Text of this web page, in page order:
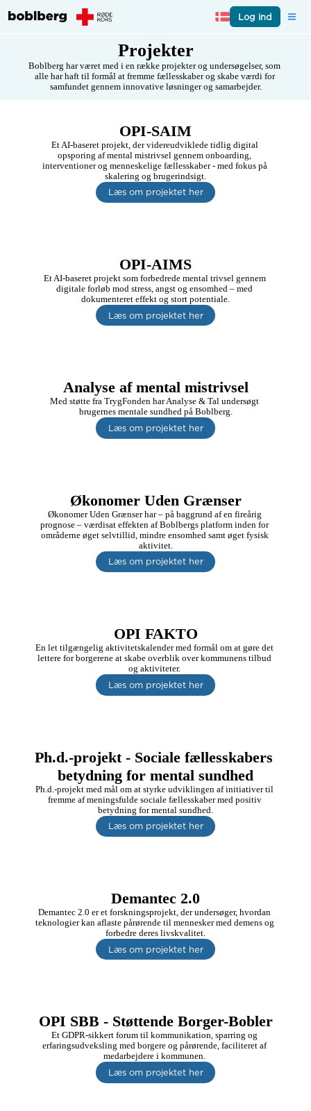
Log ind
Projekter
Boblberg har været med i en række projekter og undersøgelser, som
alle har haft til formål at fremme fællesskaber og skabe værdi for
samfundet gennem innovative løsninger og samarbejder.
OPI-SAIM
Et AI-baseret projekt, der videreudviklede tidlig digital
opsporing af mental mistrivsel gennem onboarding,
interventioner og menneskelige fællesskaber - med fokus på
skalering og brugerindsigt.
Læs om projektet her
OPI-AIMS
Et AI-baseret projekt som forbedrede mental trivsel gennem
digitale forløb mod stress, angst og ensomhed – med
dokumenteret effekt og stort potentiale.
Læs om projektet her
Analyse af mental mistrivsel
Med støtte fra TrygFonden har Analyse & Tal undersøgt
brugernes mentale sundhed på Boblberg.
Læs om projektet her
Økonomer Uden Grænser
Økonomer Uden Grænser har – på baggrund af en fireårig
prognose – værdisat effekten af Boblbergs platform inden for
områderne øget selvtillid, mindre ensomhed samt øget fysisk
aktivitet.
Læs om projektet her
OPI FAKTO
En let tilgængelig aktivitetskalender med formål om at gøre det
lettere for borgerene at skabe overblik over kommunens tilbud
og aktiviteter.
Læs om projektet her
Ph.d.-projekt - Sociale fællesskabers
betydning for mental sundhed
Ph.d.-projekt med mål om at styrke udviklingen af initiativer til
fremme af meningsfulde sociale fællesskaber med positiv
betydning for mental sundhed.
Læs om projektet her
Demantec 2.0
Demantec 2.0 er et forskningsprojekt, der undersøger, hvordan
teknologier kan aflaste pårørende til mennesker med demens og
forbedre deres livskvalitet.
Læs om projektet her
OPI SBB - Støttende Borger-Bobler
Et GDPR-sikkert forum til kommunikation, sparring og
erfaringsudveksling med borgere og pårørende, faciliteret af
medarbejdere i kommunen.
Læs om projektet her